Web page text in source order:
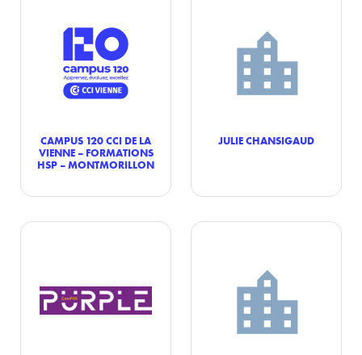
CAMPUS 120 CCI DE LA
VIENNE – FORMATIONS
HSP – MONTMORILLON
JULIE CHANSIGAUD